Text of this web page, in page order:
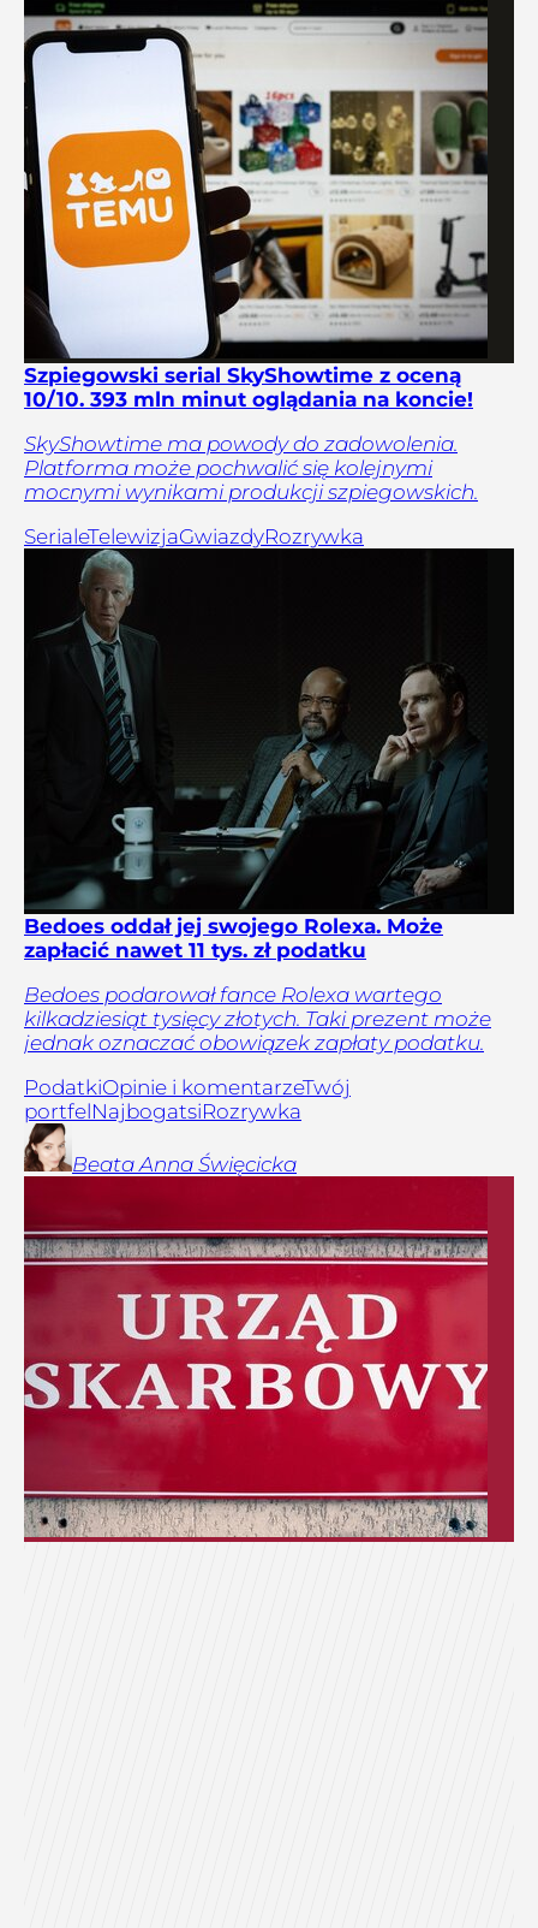
Szpiegowski serial SkyShowtime z oceną
10/10. 393 mln minut oglądania na koncie!
SkyShowtime ma powody do zadowolenia.
Platforma może pochwalić się kolejnymi
mocnymi wynikami produkcji szpiegowskich.
SerialeTelewizjaGwiazdyRozrywka
Bedoes oddał jej swojego Rolexa. Może
zapłacić nawet 11 tys. zł podatku
Bedoes podarował fance Rolexa wartego
kilkadziesiąt tysięcy złotych. Taki prezent może
jednak oznaczać obowiązek zapłaty podatku.
PodatkiOpinie i komentarzeTwój
portfelNajbogatsiRozrywka
Beata Anna Święcicka